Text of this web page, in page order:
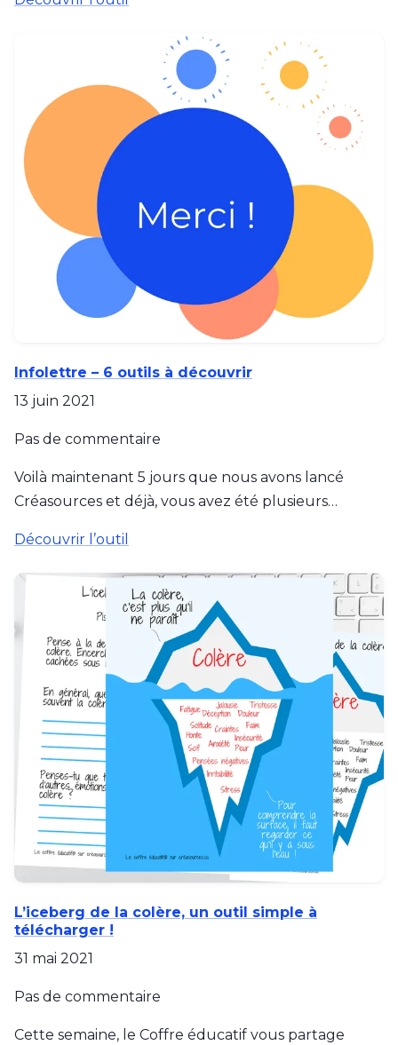
Infolettre – 6 outils à découvrir
13 juin 2021
Pas de commentaire
Voilà maintenant 5 jours que nous avons lancé
Créasources et déjà, vous avez été plusieurs…
Découvrir l’outil
L’iceberg de la colère, un outil simple à
télécharger !
31 mai 2021
Pas de commentaire
Cette semaine, le Coffre éducatif vous partage